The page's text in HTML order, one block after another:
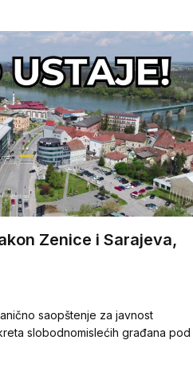
Zenice i Sarajeva,
saopštenje za javnost
slobodnomislećih građana pod